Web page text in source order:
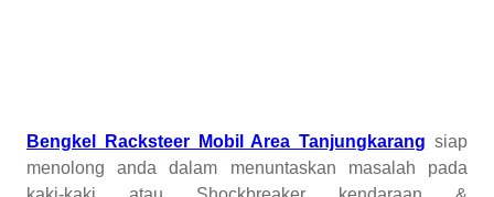
Bengkel Racksteer Mobil Area Tanjungkarang siap
menolong anda dalam menuntaskan masalah pada